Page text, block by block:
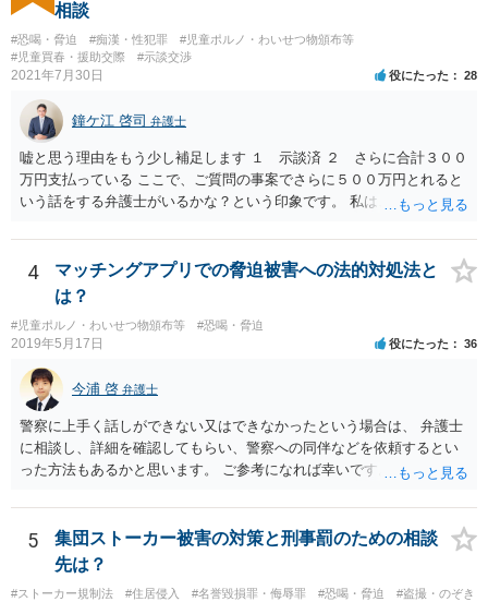
相談
#恐喝・脅迫 #痴漢・性犯罪
#児童ポルノ・わいせつ物頒布等
#児童買春・援助交際
#示談交渉
2021年7月30日 役にたった 28
鐘ケ江 啓司 弁護士
嘘と思う理由をもう少し補足します １ 示談済 ２ さらに合計３００
万円支払っている ここで、ご質問の事案でさらに５００万円とれると
いう話をする弁護士がいるかな？という印象です。 私は、そもそも保
校１年生というのも自称ですよね。
4
マッチングアプリでの脅迫被害への法的対処法と
は？
#児童ポルノ・わいせつ物頒布等 #恐喝・脅迫
2019年5月17日 役にたった 36
今浦 啓 弁護士
警察に上手く話しができない又はできなかったという場合は、 弁護士
に相談し、詳細を確認してもらい、警察への同伴などを依頼するとい
った方法もあるかと思います。 ご参考になれば幸いです。
5
集団ストーカー被害の対策と刑事罰のための相談
先は？
#ストーカー規制法 #住居侵入 #名誉毀損罪・侮辱罪 #恐喝・脅迫 #盗撮・のぞき